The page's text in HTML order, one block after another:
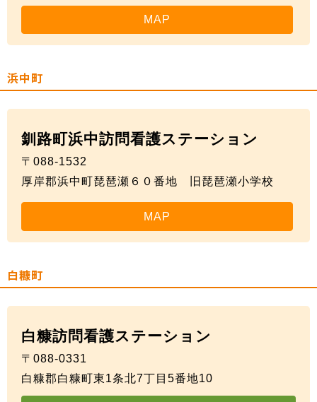
MAP
浜中町
釧路町浜中訪問看護ステーション
〒088-1532
厚岸郡浜中町琵琶瀬６０番地 旧琵琶瀬小学校
MAP
白糠町
白糠訪問看護ステーション
〒088-0331
白糠郡白糠町東1条北7丁目5番地10